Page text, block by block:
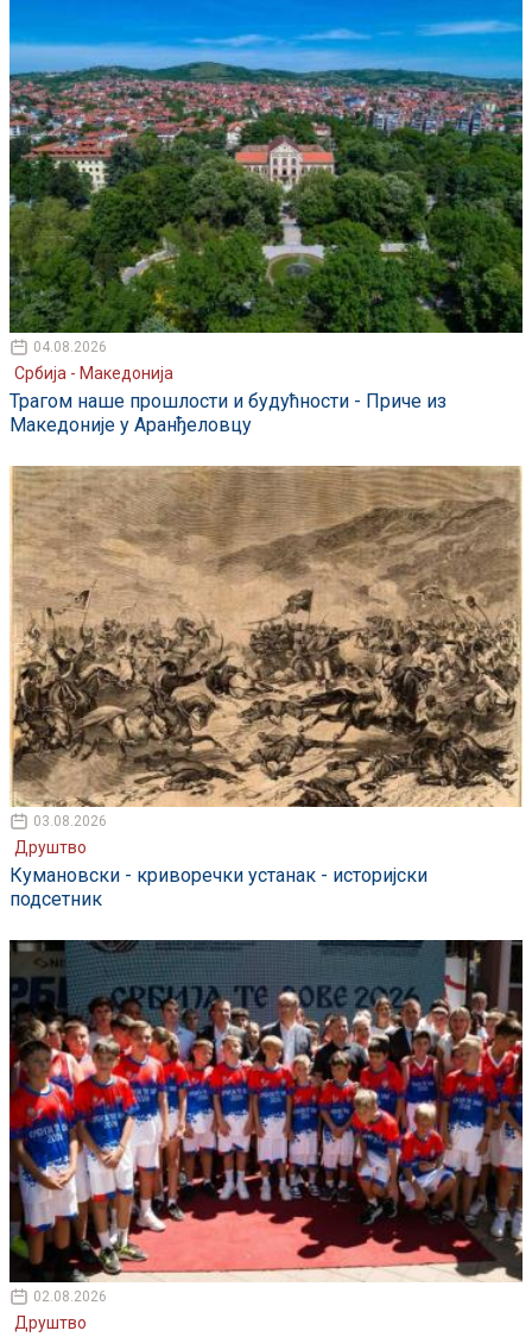
04.08.2026
Србија - Македонија
Трагом наше прошлости и будућности - Приче из
Македоније у Аранђеловцу
03.08.2026
Друштво
Кумановски - криворечки устанак - историјски
подсетник
02.08.2026
Друштво